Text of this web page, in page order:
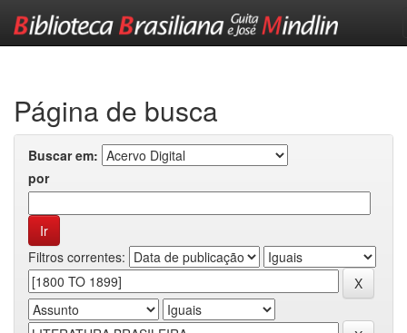
Página de busca
Buscar em:
por
Filtros correntes: